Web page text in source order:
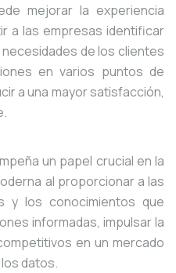
mejorar la experiencia
a las empresas identificar
de los clientes
en varios puntos de
a una mayor satisfacción,
un papel crucial en la
al proporcionar a las
y los conocimientos que
informadas, impulsar la
en un mercado
datos.